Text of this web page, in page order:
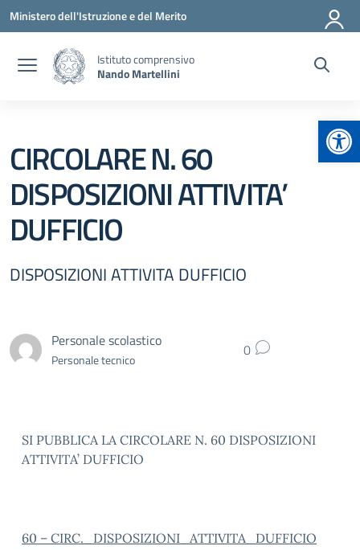
Vai ai contenuti
Vai al menu di navigazione
Vai al footer
Ministero dell'Istruzione e del Merito
Istituto comprensivo
Nando Martellini
CIRCOLARE N. 60
DISPOSIZIONI ATTIVITA’
DUFFICIO
DISPOSIZIONI ATTIVITA DUFFICIO
Personale scolastico
Personale tecnico 0
SI PUBBLICA LA CIRCOLARE N. 60 DISPOSIZIONI
ATTIVITA’ DUFFICIO
60 – CIRC._DISPOSIZIONI_ATTIVITA_DUFFICIO